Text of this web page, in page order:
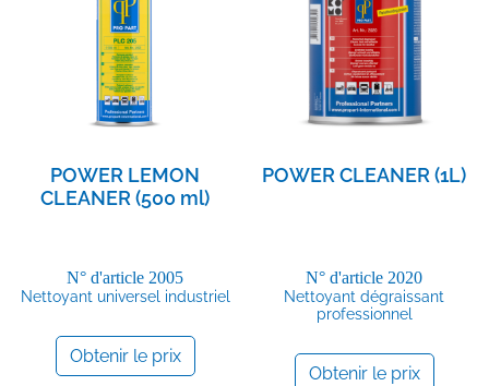
POWER LEMON
CLEANER (500 ml)
N° d'article 2005
Nettoyant universel industriel
Obtenir le prix
POWER CLEANER (1L)
N° d'article 2020
Nettoyant dégraissant
professionnel
Obtenir le prix